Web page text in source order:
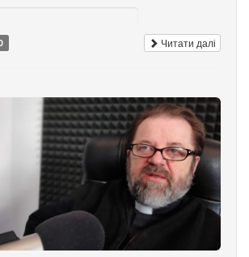
Читати далі